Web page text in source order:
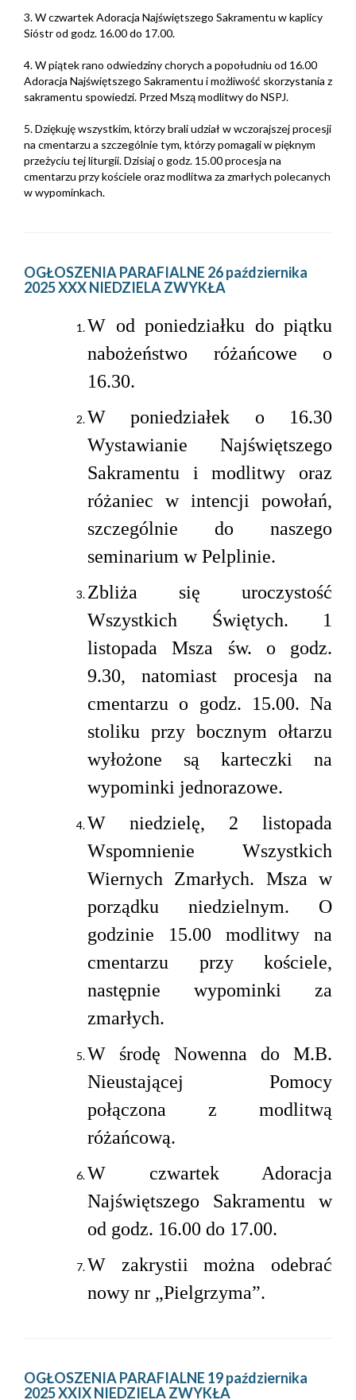
3. W czwartek Adoracja Najświętszego Sakramentu w kaplicy
Sióstr od godz. 16.00 do 17.00.
4. W piątek rano odwiedziny chorych a popołudniu od 16.00
Adoracja Najświętszego Sakramentu i możliwość skorzystania z
sakramentu spowiedzi. Przed Mszą modlitwy do NSPJ.
5. Dziękuję wszystkim, którzy brali udział w wczorajszej procesji
na cmentarzu a szczególnie tym, którzy pomagali w pięknym
przeżyciu tej liturgii. Dzisiaj o godz. 15.00 procesja na
cmentarzu przy kościele oraz modlitwa za zmarłych polecanych
w wypominkach.
OGŁOSZENIA PARAFIALNE 26 października
2025 XXX NIEDZIELA ZWYKŁA
W od poniedziałku do piątku
nabożeństwo różańcowe o
16.30.
W poniedziałek o 16.30
Wystawianie Najświętszego
Sakramentu i modlitwy oraz
różaniec w intencji powołań,
szczególnie do naszego
seminarium w Pelplinie.
Zbliża się uroczystość
Wszystkich Świętych. 1
listopada Msza św. o godz.
9.30, natomiast procesja na
cmentarzu o godz. 15.00. Na
stoliku przy bocznym ołtarzu
wyłożone są karteczki na
wypominki jednorazowe.
W niedzielę, 2 listopada
Wspomnienie Wszystkich
Wiernych Zmarłych. Msza w
porządku niedzielnym. O
godzinie 15.00 modlitwy na
cmentarzu przy kościele,
następnie wypominki za
zmarłych.
W środę Nowenna do M.B.
Nieustającej Pomocy
połączona z modlitwą
różańcową.
W czwartek Adoracja
Najświętszego Sakramentu w
od godz. 16.00 do 17.00.
W zakrystii można odebrać
nowy nr „Pielgrzyma”.
OGŁOSZENIA PARAFIALNE 19 października
2025 XXIX NIEDZIELA ZWYKŁA